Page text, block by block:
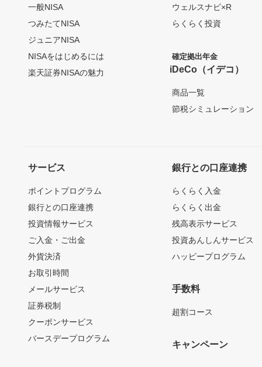
一般NISA
つみたてNISA
ジュニアNISA
NISAをはじめるには
楽天証券NISAの魅力
ウェルスナビ×R
らくらく投資
確定拠出年金
iDeCo（イデコ）
商品一覧
節税シミュレーション
サービス
ポイントプログラム
銀行との口座連携
投資情報サービス
ご入金・ご出金
外貨決済
お取引時間
メールサービス
証券税制
クーポンサービス
バースデープログラム
銀行との口座連携
らくらく入金
らくらく出金
残高表示サービス
投資あんしんサービス
ハッピープログラム
手数料
超割コース
キャンペーン